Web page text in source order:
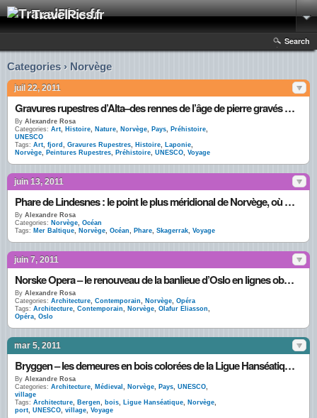
TravelPics.fr
Search
Categories › Norvège
juil 22, 2011
Gravures rupestres d’Alta–des rennes de l’âge de pierre gravés le long des fjords
By Alexandre Rosa
Categories: Art, Histoire, Nature, Norvège, Pays, Préhistoire,
UNESCO
Tags: Art, fjord , Gravures Rupestres, Histoire, Laponie,
Norvège, Peintures Rupestres, Préhistoire, UNESCO, Voyage
juin 13, 2011
Phare de Lindesnes : le point le plus méridional de Norvège, où se rencontrent Mer du Nord et Mer Baltique
By Alexandre Rosa
Categories: Norvège, Océan
Tags: Mer Baltique, Norvège, Océan, Phare, Skagerrak, Voyage
juin 7, 2011
Norske Opera – le renouveau de la banlieue d’Oslo en lignes obliques
By Alexandre Rosa
Categories: Architecture, Contemporain, Norvège, Opéra
Tags: Architecture, Contemporain, Norvège, Olafur Eliasson,
Opéra, Oslo
mar 5, 2011
Bryggen – les demeures en bois colorées de la Ligue Hanséatique à Bergen
By Alexandre Rosa
Categories: Architecture, Médieval , Norvège, Pays, UNESCO,
village
Tags: Architecture, Bergen, bois, Ligue Hanséatique, Norvège,
port, UNESCO, village, Voyage